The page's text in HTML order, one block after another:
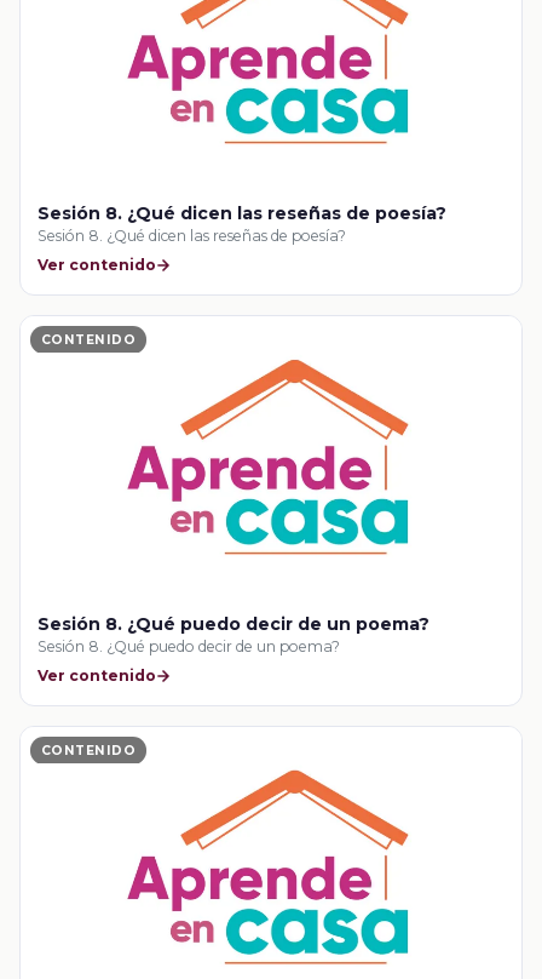
Sesión 8. ¿Qué dicen las reseñas de poesía?
Sesión 8. ¿Qué dicen las reseñas de poesía?
Ver contenido
CONTENIDO
Sesión 8. ¿Qué puedo decir de un poema?
Sesión 8. ¿Qué puedo decir de un poema?
Ver contenido
CONTENIDO